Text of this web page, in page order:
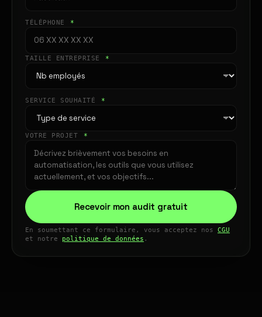
TÉLÉPHONE *
TAILLE ENTREPRISE *
SERVICE SOUHAITÉ *
VOTRE PROJET *
Recevoir mon audit gratuit
En soumettant ce formulaire, vous acceptez nos CGU
et notre politique de données .